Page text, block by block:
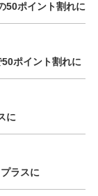
50ポイント割れに
ポイント割れに
に
ラスに